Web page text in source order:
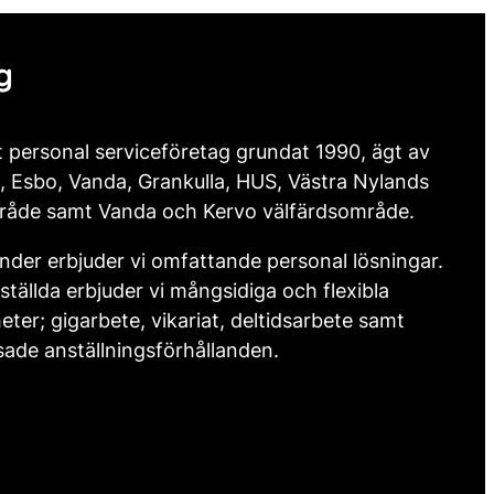
personal serviceföretag grundat 1990, ägt av
Esbo, Vanda, Grankulla, HUS, Västra Nylands
samt Vanda och Kervo välfärdsområde.
erbjuder vi omfattande personal lösningar.
erbjuder vi mångsidiga och flexibla
gigarbete, vikariat, deltidsarbete samt
anställningsförhållanden.